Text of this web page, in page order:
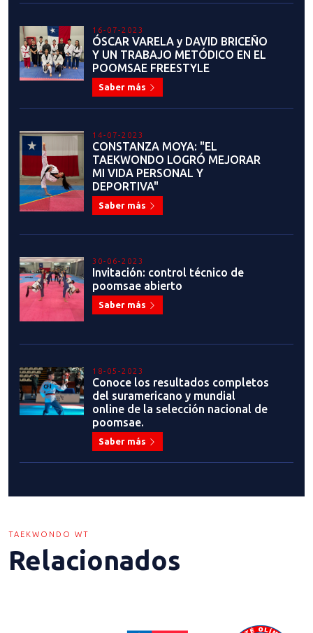
16-07-2023
ÓSCAR VARELA y DAVID BRICEÑO
Y UN TRABAJO METÓDICO EN EL
POOMSAE FREESTYLE
Saber más
14-07-2023
CONSTANZA MOYA: "EL
TAEKWONDO LOGRÓ MEJORAR
MI VIDA PERSONAL Y
DEPORTIVA"
Saber más
30-06-2023
Invitación: control técnico de
poomsae abierto
Saber más
18-05-2023
Conoce los resultados completos
del suramericano y mundial
online de la selección nacional de
poomsae.
Saber más
TAEKWONDO WT
Relacionados